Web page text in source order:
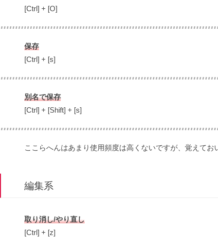
[Ctrl] + [O]
保存
[Ctrl] + [s]
別名で保存
[Ctrl] + [Shift] + [s]
ここらへんはあまり使用頻度は高くないですが、覚えてお
編集系
取り消し/やり直し
[Ctrl] + [z]